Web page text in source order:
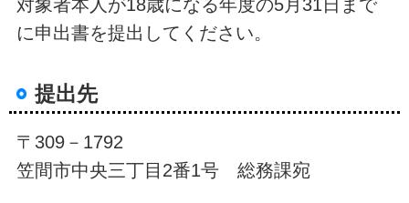
対象者本人が18歳になる年度の5月31日まで
に申出書を提出してください。
提出先
〒309－1792
笠間市中央三丁目2番1号 総務課宛